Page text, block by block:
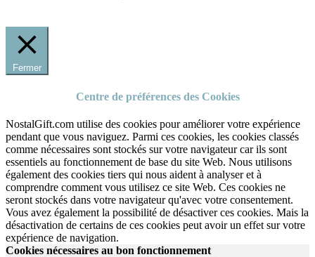
Fermer
Centre de préférences des Cookies
NostalGift.com utilise des cookies pour améliorer votre expérience
pendant que vous naviguez. Parmi ces cookies, les cookies classés
comme nécessaires sont stockés sur votre navigateur car ils sont
essentiels au fonctionnement de base du site Web. Nous utilisons
également des cookies tiers qui nous aident à analyser et à
comprendre comment vous utilisez ce site Web. Ces cookies ne
seront stockés dans votre navigateur qu'avec votre consentement.
Vous avez également la possibilité de désactiver ces cookies. Mais la
désactivation de certains de ces cookies peut avoir un effet sur votre
expérience de navigation.
Cookies nécessaires au bon fonctionnement